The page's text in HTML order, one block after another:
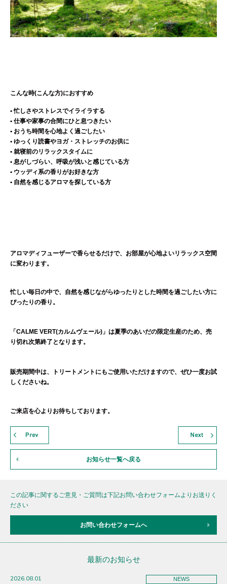
こんな時(こんな方)におすすめ
• 忙しさやストレスでイライラする
• 仕事や家事の合間にひと息つきたい
• おうち時間を心地よく過ごしたい
• ゆっくり読書やヨガ・ストレッチのお供に
• 就寝前のリラックスタイムに
• 息がしづらい、呼吸が浅いと感じている方
• ウッディ系の香りがお好きな方
• 自然を感じるアロマを探している方
アロマディフューザーで香らせるだけで、お部屋が心地よいリラックス空間
に変わります。
忙しい毎日の中で、自然を感じながらゆったりとした時間を過ごしたい方に
ぴったりの香り。
「CALME VERT(カルムヴェール)」は夏季のあいだの限定生産のため、売
り切れ次第終了となります。
販売期間中は、トリートメントにもご使用いただけますので、ぜひ一度お試
しくださいね。
ご来店を心よりお待ちしております。
お知らせ一覧へ戻る
この記事に関するご意見・ご質問は下記お問い合わせフォームよりお送りく
ださい
お問い合わせフォームへ
最新のお知らせ
2026.08.01 NEWS